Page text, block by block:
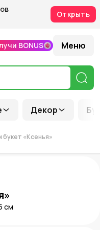
Открыть
Декор
BONUS Меню
«Ксенья»
см